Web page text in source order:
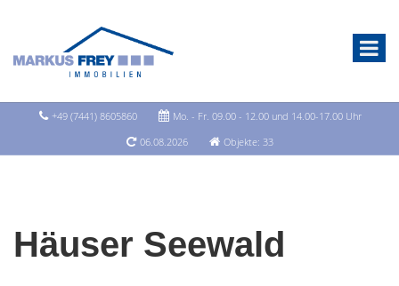
+49 (7441) 8605860
Mo. - Fr. 09.00 - 12.00 und 14.00-17.00 Uhr
06.08.2026
Objekte: 33
Häuser Seewald